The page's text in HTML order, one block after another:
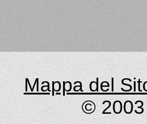
Mappa del
© 2003